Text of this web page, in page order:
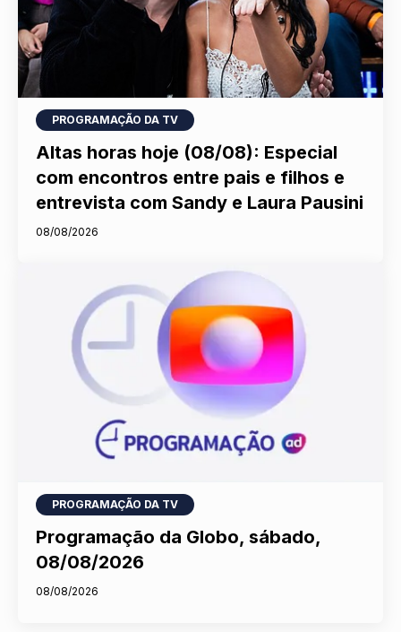
PROGRAMAÇÃO DA TV
Altas horas hoje (08/08): Especial
com encontros entre pais e filhos e
entrevista com Sandy e Laura Pausini
08/08/2026
PROGRAMAÇÃO DA TV
Programação da Globo, sábado,
08/08/2026
08/08/2026